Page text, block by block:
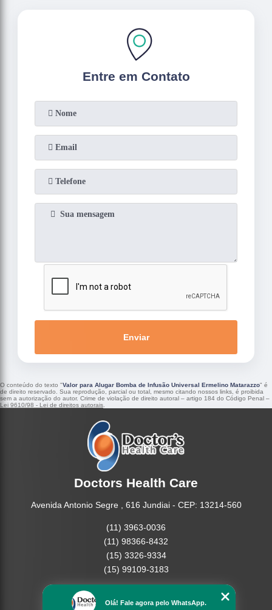
Entre em Contato
Enviar
O conteúdo do texto "Valor para Alugar Bomba de Infusão Universal Ermelino Matarazzo" é
de direito reservado. Sua reprodução, parcial ou total, mesmo citando nossos links, é proibida
sem a autorização do autor. Crime de violação de direito autoral – artigo 184 do Código Penal –
Lei 9610/98 - Lei de direitos autorais
Doctors Health Care
Avenida Antonio Segre , 616 Jundiai - CEP: 13214-560
(11) 3963-0036
(11) 98366-8432
(15) 3326-9334
(15) 99109-3183
Empresa
Olá! Fale agora pelo WhatsApp.